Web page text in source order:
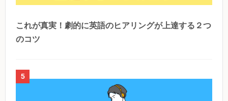
これが真実！劇的に英語のヒアリングが上達する２つ
のコツ
5